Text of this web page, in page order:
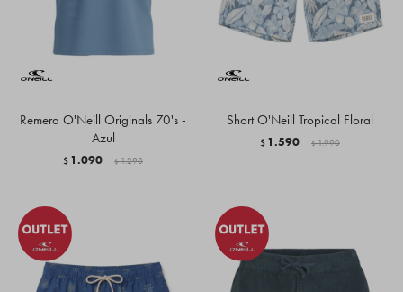
Remera O'Neill Originals 70's -
Azul
$ 1.090 $ 1.290
Short O'Neill Tropical Floral
$ 1.590 $ 1.990